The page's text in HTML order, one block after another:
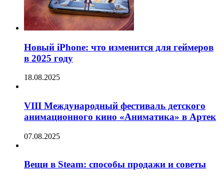
Новый iPhone: что изменится для геймеров
в 2025 году
18.08.2025
VIII Международный фестиваль детского
анимационного кино «Аниматика» в Артек
07.08.2025
Вещи в Steam: способы продажи и советы